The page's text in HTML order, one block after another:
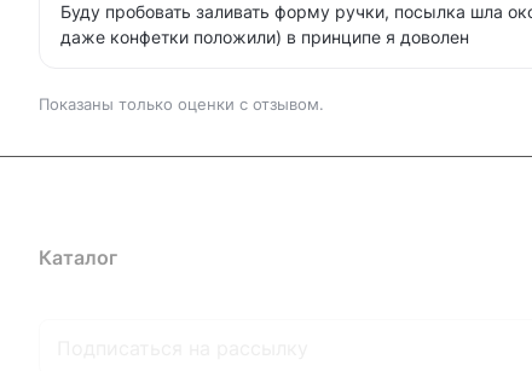
Буду пробовать заливать форму ручки, посылка шла
даже конфетки положили) в принципе я доволен
Показаны только оценки с отзывом.
Каталог